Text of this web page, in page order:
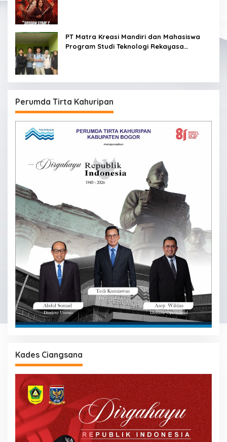
PT Matra Kreasi Mandiri dan Mahasiswa
Program Studi Teknologi Rekayasa
Masyarakat
Perumda Tirta Kahuripan
Kades Ciangsana